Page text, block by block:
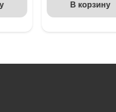
В корзину